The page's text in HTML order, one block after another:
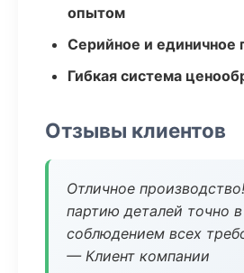
опытом
Серийное и единичное
Гибкая система
Отзывы клиентов
Отличное
партию деталей точно
соблюдением всех
— Клиент компании